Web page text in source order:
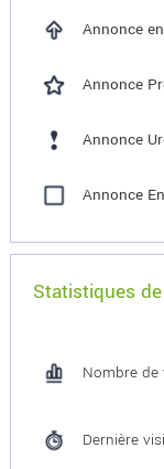
Annonce
Annonce
Annonce
Annonce
Statistiques
Nombre de
Dernière